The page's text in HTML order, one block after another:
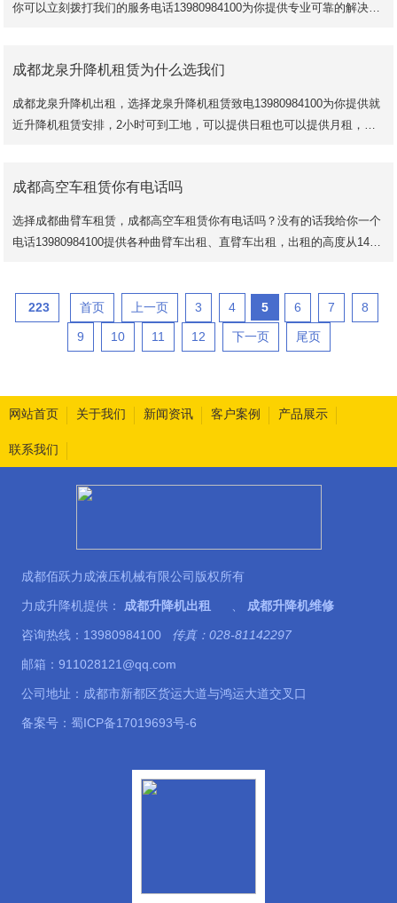
你可以立刻拨打我们的服务电话13980984100为你提供专业可靠的解决方
成都龙泉升降机租赁为什么选我们
成都龙泉升降机出租，选择龙泉升降机租赁致电13980984100为你提供就
近升降机租赁安排，2小时可到工地，可以提供日租也可以提供月租，不
成都高空车租赁你有电话吗
选择成都曲臂车租赁，成都高空车租赁你有电话吗？没有的话我给你一个
电话13980984100提供各种曲臂车出租、直臂车出租，出租的高度从14米
223 首页 上一页 3 4 5 6 7 8
9 10 11 12 下一页 尾页
网站首页 关于我们 新闻资讯 客户案例 产品展示
联系我们
成都佰跃力成液压机械有限公司版权所有
力成升降机提供： 成都升降机出租 成都升降机维修
咨询热线：13980984100 传真：028-81142297
邮箱：911028121@qq.com
公司地址：成都市新都区货运大道与鸿运大道交叉口
备案号：蜀ICP备17019693号-6